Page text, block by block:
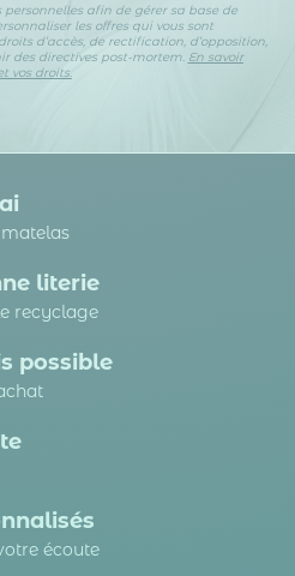
afin de gérer sa base de
les offres qui vous sont
d’accès, de rectification, d’opposition,
des directives post-mortem. En savoir
vos droits.
literie
recyclage
possible
écoute